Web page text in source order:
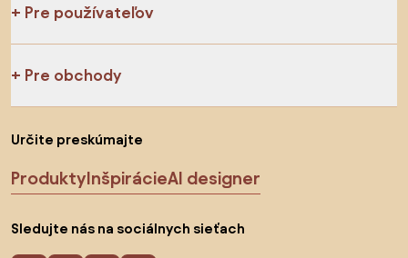
Pre používateľov
Pre obchody
Určite preskúmajte
ProduktyInšpirácieAI designer
Sledujte nás na sociálnych sieťach